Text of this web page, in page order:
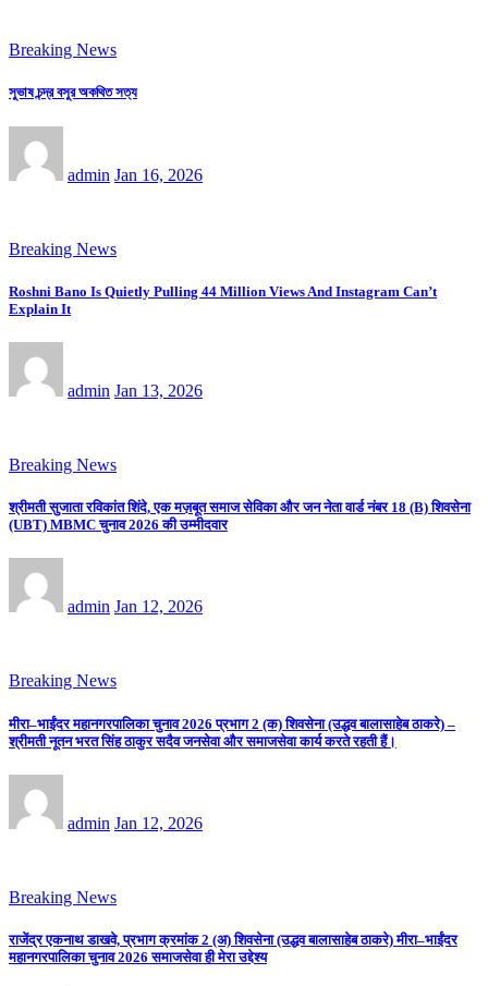
Breaking News
সুভাষ চন্দ্র বসুর অকথিত সত্য
admin Jan 16, 2026
Breaking News
Roshni Bano Is Quietly Pulling 44 Million Views And Instagram Can’t
Explain It
admin Jan 13, 2026
Breaking News
श्रीमती सुजाता रविकांत शिंदे, एक मज़बूत समाज सेविका और जन नेता वार्ड नंबर 18 (B) शिवसेना
(UBT) MBMC चुनाव 2026 की उम्मीदवार
admin Jan 12, 2026
Breaking News
मीरा–भाईंदर महानगरपालिका चुनाव 2026 प्रभाग 2 (क) शिवसेना (उद्धव बालासाहेब ठाकरे) –
श्रीमती नूतन भरत सिंह ठाकुर सदैव जनसेवा और समाजसेवा कार्य करते रहती हैं।
admin Jan 12, 2026
Breaking News
राजेंद्र एकनाथ डाखवे, प्रभाग क्रमांक 2 (अ) शिवसेना (उद्धव बालासाहेब ठाकरे) मीरा–भाईंदर
महानगरपालिका चुनाव 2026 समाजसेवा ही मेरा उद्देश्य